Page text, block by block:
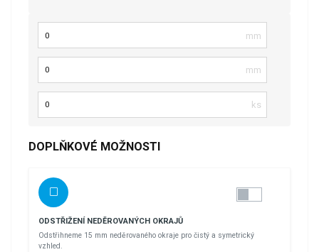
DOPLŇKOVÉ MOŽNOSTI
ODSTŘIŽENÍ NEDĚROVANÝCH OKRAJŮ
Odstřihneme 15 mm neděrovaného okraje pro čistý a symetrický
vzhled.